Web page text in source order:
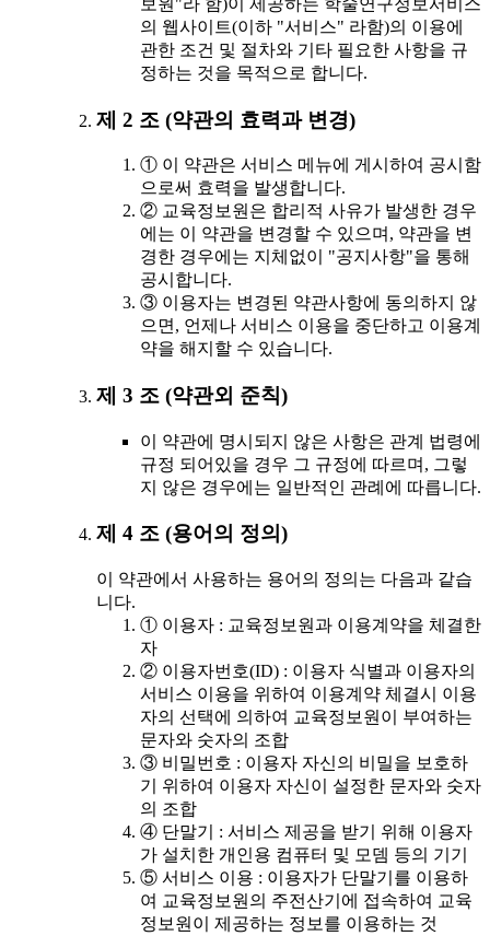
의 웹사이트(이하 "서비스" 라함)의 이용에
관한 조건 및 절차와 기타 필요한 사항을 규
정하는 것을 목적으로 합니다.
제 2 조 (약관의 효력과 변경)
① 이 약관은 서비스 메뉴에 게시하여 공시함
으로써 효력을 발생합니다.
② 교육정보원은 합리적 사유가 발생한 경우
에는 이 약관을 변경할 수 있으며, 약관을 변
경한 경우에는 지체없이 "공지사항"을 통해
공시합니다.
③ 이용자는 변경된 약관사항에 동의하지 않
으면, 언제나 서비스 이용을 중단하고 이용계
약을 해지할 수 있습니다.
제 3 조 (약관외 준칙)
이 약관에 명시되지 않은 사항은 관계 법령에
규정 되어있을 경우 그 규정에 따르며, 그렇
지 않은 경우에는 일반적인 관례에 따릅니다.
제 4 조 (용어의 정의)
이 약관에서 사용하는 용어의 정의는 다음과 같습
니다.
① 이용자 : 교육정보원과 이용계약을 체결한
자
② 이용자번호(ID) : 이용자 식별과 이용자의
서비스 이용을 위하여 이용계약 체결시 이용
자의 선택에 의하여 교육정보원이 부여하는
문자와 숫자의 조합
③ 비밀번호 : 이용자 자신의 비밀을 보호하
기 위하여 이용자 자신이 설정한 문자와 숫자
의 조합
④ 단말기 : 서비스 제공을 받기 위해 이용자
가 설치한 개인용 컴퓨터 및 모뎀 등의 기기
⑤ 서비스 이용 : 이용자가 단말기를 이용하
여 교육정보원의 주전산기에 접속하여 교육
정보원이 제공하는 정보를 이용하는 것